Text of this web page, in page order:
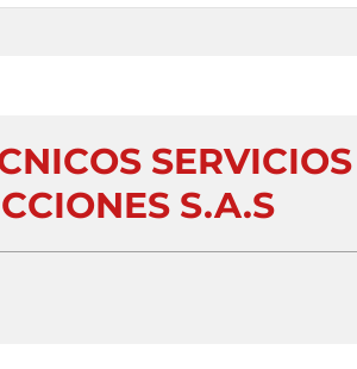
S.A.S